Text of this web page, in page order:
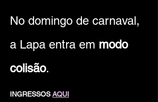
No domingo de carnaval,
a Lapa entra em modo
colisão.
INGRESSOS AQUI